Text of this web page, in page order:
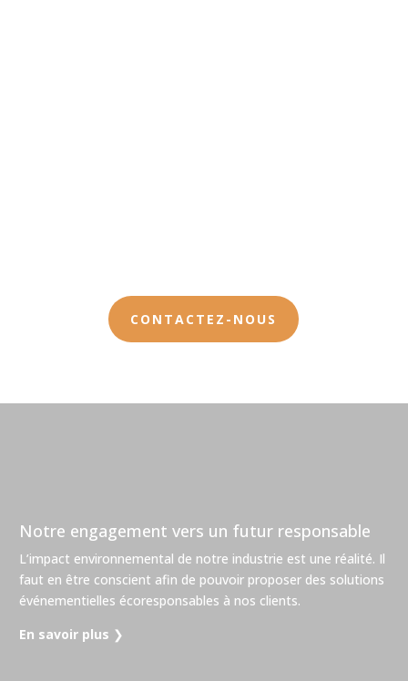
CONTACTEZ-NOUS
Notre engagement vers un futur responsable
L’impact environnemental de notre industrie est une réalité. Il
faut en être conscient afin de pouvoir proposer des solutions
événementielles écoresponsables à nos clients.
En savoir plus ❯